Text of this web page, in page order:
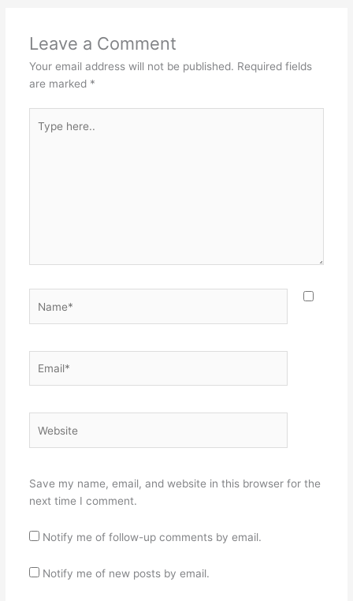
Leave a Comment
Your email address will not be published. Required fields
are marked *
here..
Save my name, email, and website in this browser for the
next time I comment.
Notify me of follow-up comments by email.
Notify me of new posts by email.